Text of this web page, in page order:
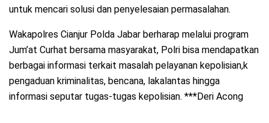
untuk mencari solusi dan penyelesaian permasalahan.
Wakapolres Cianjur Polda Jabar berharap melalui program
Jum’at Curhat bersama masyarakat, Polri bisa mendapatkan
berbagai informasi terkait masalah pelayanan kepolisian,k
pengaduan kriminalitas, bencana, lakalantas hingga
informasi seputar tugas-tugas kepolisian. ***Deri Acong